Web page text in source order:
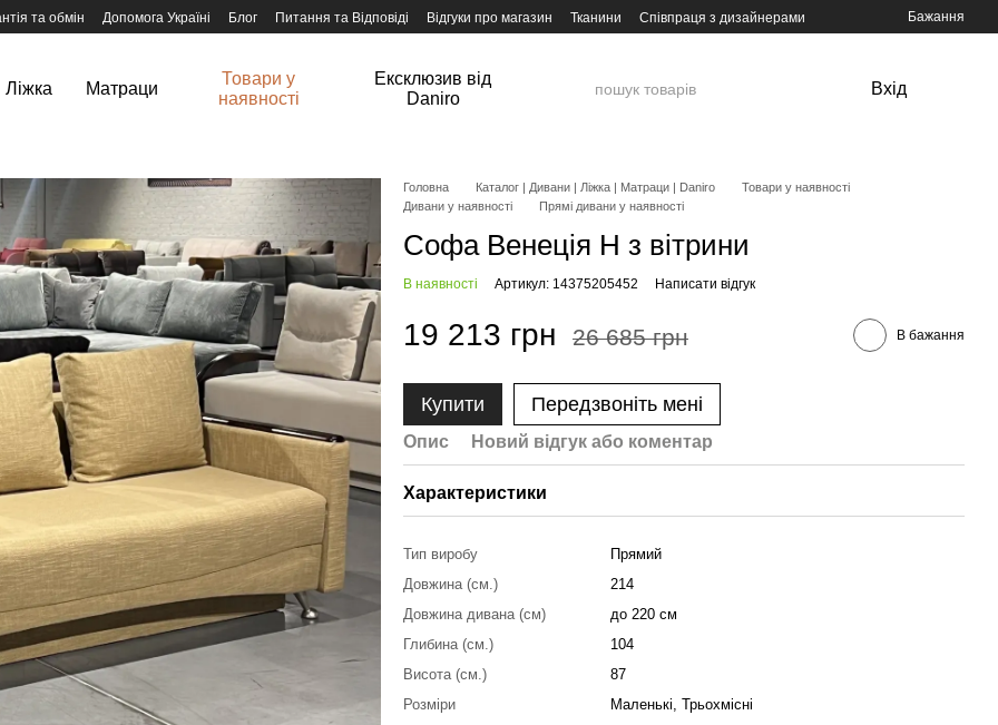
та обмін Допомога Україні Блог Питання та Відповіді Відгуки про магазин Тканини Співпраця з дизайнерами Бажання
Ліжка Матраци
Товари у
наявності
Ексклюзив від
Daniro
Вхід
Головна Каталог | Дивани | Ліжка | Матраци | Daniro
Товари у наявності
Дивани у наявності
Прямі дивани у наявності
Софа Венеція Н з вітрини
В наявності Артикул: 14375205452 Написати відгук
19 213 грн 26 685 грн В бажання
Купити Передзвоніть мені
Опис Новий відгук або коментар
Характеристики
Тип виробу
Прямий
Довжина (см.)
214
Довжина дивана (см)
до 220 см
Глибина (см.)
104
Висота (см.)
87
Розміри
Маленькі, Трьохмісні